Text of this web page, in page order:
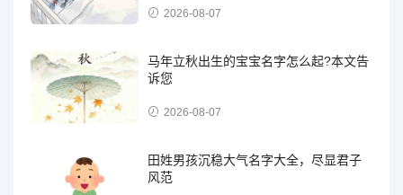
2026-08-07
马年立秋出生的宝宝名字怎么起?本文告
诉您
2026-08-07
田姓男孩沉稳大气名字大全，尽显君子
风范